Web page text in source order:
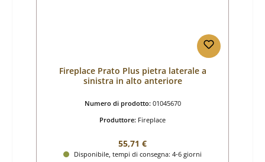
Fireplace Prato Plus pietra laterale a
sinistra in alto anteriore
Numero di prodotto: 01045670
Produttore: Fireplace
Prezzo normale:
55,71 €
Disponibile, tempi di consegna: 4-6 giorni